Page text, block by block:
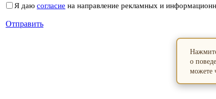
Я даю согласие на направление рекламных и
Отправить
о
можете